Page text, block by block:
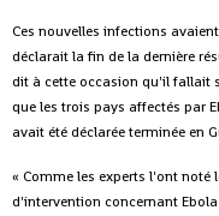
Ces nouvelles infections
déclarait la fin de la dernière
dit à cette occasion qu'il fallait
que les trois pays affectés par
avait été déclarée terminée en
« Comme les experts l'ont
d'intervention concernant